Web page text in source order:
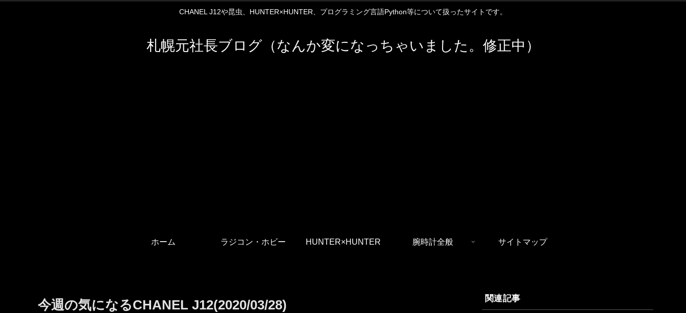
CHANEL J12や昆虫、HUNTER×HUNTER、プログラミング言語Python等について扱ったサイトです。
札幌元社長ブログ（なんか変になっちゃいました。修正中）
ホーム ラジコン・ホビー HUNTER×HUNTER 腕時計全般 サイトマップ
今週の気になるCHANEL J12(2020/03/28) 関連記事